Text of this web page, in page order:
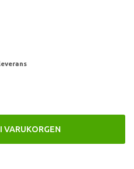
VARUKORGEN